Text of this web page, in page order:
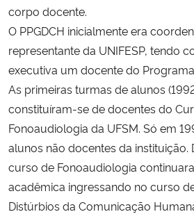
Banco Central do Brasil
Planalto
corpo docente.
O PPGDCH inicialmente era
representante da UNIFESP, tendo
executiva um docente do
As primeiras turmas de alunos
constituíram-se de docentes do
Fonoaudiologia da UFSM. Só em
alunos não docentes da instituição.
curso de Fonoaudiologia
acadêmica ingressando no curso
Distúrbios da Comunicação